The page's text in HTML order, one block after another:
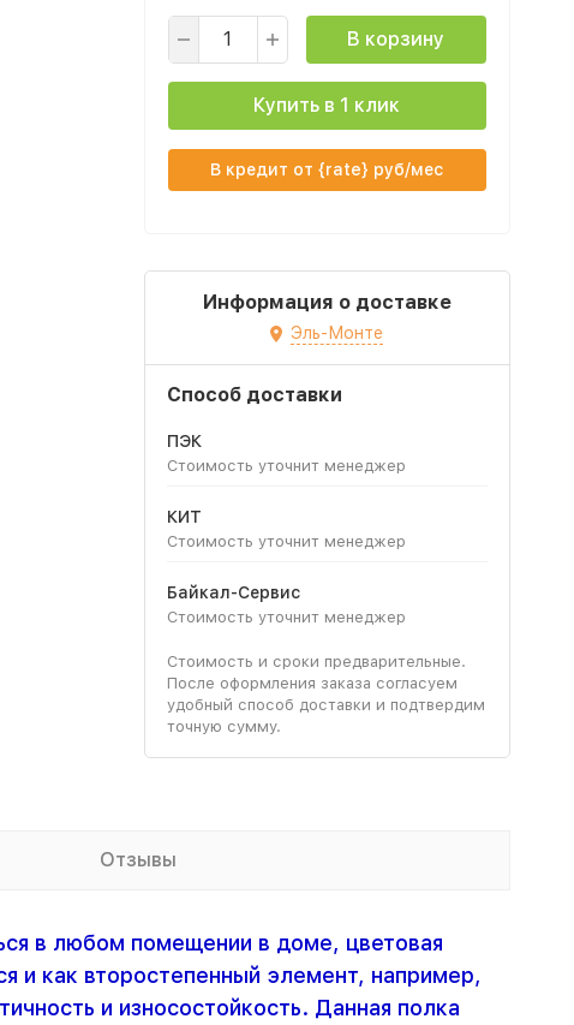
В корзину
Купить в 1 клик
В кредит от {rate} руб/мес
Информация о доставке
Эль-Монте
Способ доставки
ПЭК
Стоимость уточнит менеджер
КИТ
Стоимость уточнит менеджер
Байкал-Сервис
Стоимость уточнит менеджер
Стоимость и сроки предварительные.
После оформления заказа согласуем
удобный способ доставки и подтвердим
точную сумму.
Отзывы
в любом помещении в доме, цветовая
и как второстепенный элемент, например,
и износостойкость. Данная полка